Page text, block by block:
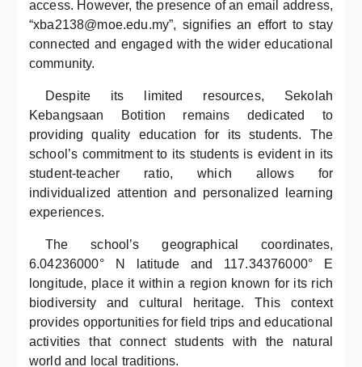
access. However, the presence of an email address,
“xba2138@moe.edu.my”, signifies an effort to stay
connected and engaged with the wider educational
community.
Despite its limited resources, Sekolah
Kebangsaan Botition remains dedicated to
providing quality education for its students. The
school’s commitment to its students is evident in its
student-teacher ratio, which allows for
individualized attention and personalized learning
experiences.
The school’s geographical coordinates,
6.04236000° N latitude and 117.34376000° E
longitude, place it within a region known for its rich
biodiversity and cultural heritage. This context
provides opportunities for field trips and educational
activities that connect students with the natural
world and local traditions.